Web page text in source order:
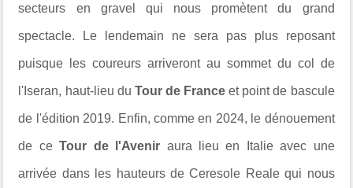
secteurs en gravel qui nous promètent du grand
spectacle. Le lendemain ne sera pas plus reposant
puisque les coureurs arriveront au sommet du col de
l'Iseran, haut-lieu du Tour de Franceet point de bascule
de l'édition 2019. Enfin, comme en 2024, le dénouement
de ceTour de l'Avenir aura lieu en Italie avec une
arrivée dansles hauteurs de Ceresole Reale qui nous